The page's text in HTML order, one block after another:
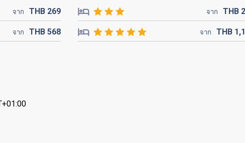
จาก THB 269 จาก THB
จาก THB568 จาก THB